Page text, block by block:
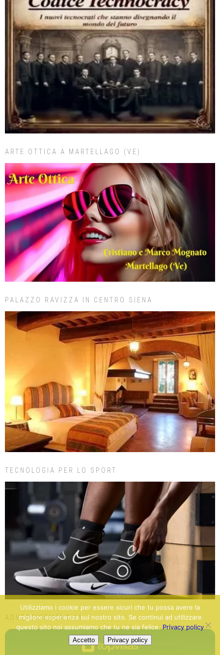
ARTE OTTICA A MARTELLAGO (VE)
PALAZZO RAVIZZA IN CENTRO SIENA
TECNOLOGIA PER LO SPORT
ADVERTISEMENT 11
Utilizziamo i cookie per essere sicuri che tu possa avere la
migliore esperienza sul nostro sito. Se continui ad utilizzare
questo sito noi assumiamo che tu ne sia felice. Privacy policy
Accetto Privacy policy